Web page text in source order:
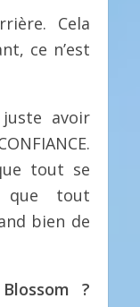
Cela
ce n’est
avoir
tout se
que tout
bien de
?